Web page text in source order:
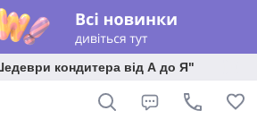
кондитера від А до Я"